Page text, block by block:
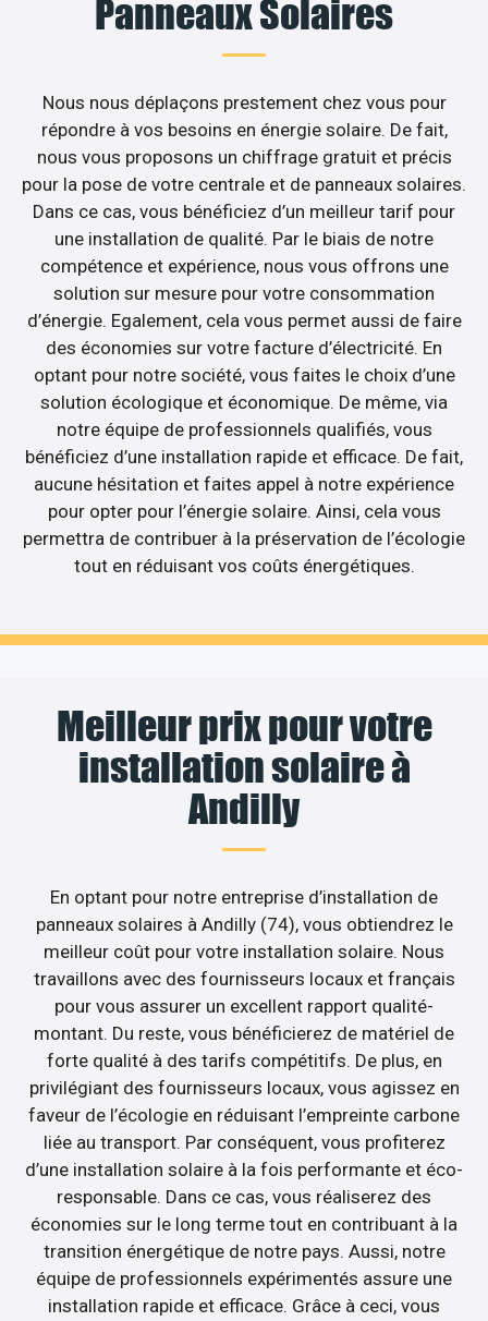
Panneaux Solaires
Nous nous déplaçons prestement chez vous pour
répondre à vos besoins en énergie solaire. De fait,
nous vous proposons un chiffrage gratuit et précis
pour la pose de votre centrale et de panneaux solaires.
Dans ce cas, vous bénéficiez d’un meilleur tarif pour
une installation de qualité. Par le biais de notre
compétence et expérience, nous vous offrons une
solution sur mesure pour votre consommation
d’énergie. Egalement, cela vous permet aussi de faire
des économies sur votre facture d’électricité. En
optant pour notre société, vous faites le choix d’une
solution écologique et économique. De même, via
notre équipe de professionnels qualifiés, vous
bénéficiez d’une installation rapide et efficace. De fait,
aucune hésitation et faites appel à notre expérience
pour opter pour l’énergie solaire. Ainsi, cela vous
permettra de contribuer à la préservation de l’écologie
tout en réduisant vos coûts énergétiques.
Meilleur prix pour votre
installation solaire à
Andilly
En optant pour notre entreprise d’installation de
panneaux solaires à Andilly (74), vous obtiendrez le
meilleur coût pour votre installation solaire. Nous
travaillons avec des fournisseurs locaux et français
pour vous assurer un excellent rapport qualité-
montant. Du reste, vous bénéficierez de matériel de
forte qualité à des tarifs compétitifs. De plus, en
privilégiant des fournisseurs locaux, vous agissez en
faveur de l’écologie en réduisant l’empreinte carbone
liée au transport. Par conséquent, vous profiterez
d’une installation solaire à la fois performante et éco-
responsable. Dans ce cas, vous réaliserez des
économies sur le long terme tout en contribuant à la
transition énergétique de notre pays. Aussi, notre
équipe de professionnels expérimentés assure une
installation rapide et efficace. Grâce à ceci, vous